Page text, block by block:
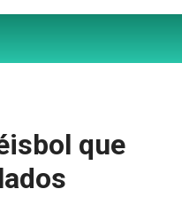
que